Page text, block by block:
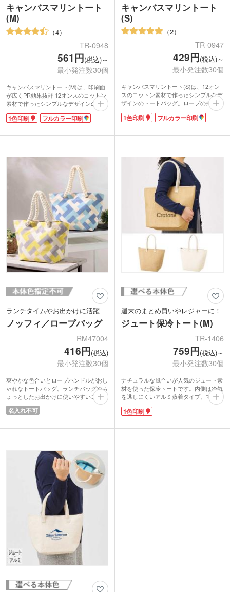
キャンバスマリントート
(M)
4
TR-0948
561円(税込)～
最小発注数30個
キャンバスマリントート(M)は、印刷面
が広くPR効果抜群!12オンスのコットン
素材で作ったシンプルなデザインのトー
トバッグです。雑貨店でオリジナルバッ
グを作ったり、お店のノベルティに人気
ル感を演出。長めでやわらかく肩にかけ
1色印刷 フルカラー印刷
キャンバスマリントート
(S)
2
TR-0947
429円(税込)～
最小発注数30個
キャンバスマリントート(S)は、12オン
スのコットン素材で作ったシンプルなデ
ザインのトートバッグ。ロープの持ち手
がアクセントになっています。ロゴ印刷
でオリジナルのバッグが制作できるので
OLさんのランチタイムのお出かけもか
1色印刷 フルカラー印刷
ランチタイムやお出かけに活躍
ノッフィ／ロープバッグ
RM47004
416円(税込)
最小発注数30個
爽やかな色合いとロープハンドルがおし
ゃれなトートバッグ。ランチバッグやち
ょっとしたお出かけに使いやすいコンパ
クトながら便利なサイズ感が魅力です。
マチ付きなのでお弁当箱や小物もしっか
イテムの整理にも便利。開け閉めしやす
いできるノベルティとしておすすめのア
イテムです。
名入れ不可
週末のまとめ買いやレジャーに！
ジュート保冷トート(M)
TR-1406
759円(税込)～
最小発注数30個
ナチュラルな風合いが人気のジュート素
材を使った保冷トートです。内側は冷気
を逃しにくいアルミ蒸着タイプ。マチ付
きで2Lペットボトルが縦にも横にも収ま
る大きめサイズ。厚みのあるパイプハン
ます。中身の落下を防ぐ嬉しいファスナ
1色印刷